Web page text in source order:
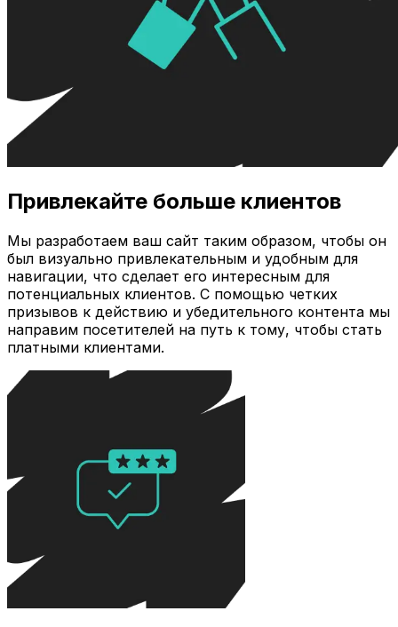
Привлекайте больше клиентов
Мы разработаем ваш сайт таким образом, чтобы он
был визуально привлекательным и удобным для
навигации, что сделает его интересным для
потенциальных клиентов. С помощью четких
призывов к действию и убедительного контента мы
направим посетителей на путь к тому, чтобы стать
платными клиентами.